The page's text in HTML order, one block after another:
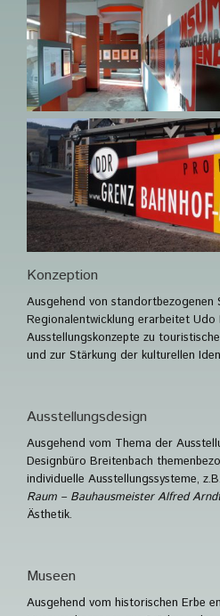
Konzeption
Ausgehend von
Regionalentwicklung erarbeitet Udo
Ausstellungskonzepte zu
und zur Stärkung der kulturellen
Ausstellungsdesign
Ausgehend vom Thema der
Designbüro Breitenbach
individuelle Ausstellungssysteme,
Raum – Bauhausmeister Alfred
Ästhetik.
Museen
Ausgehend vom historischen Erbe